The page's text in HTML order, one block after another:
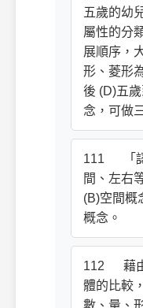
五歲的幼
屬性的分
展順序，
形、菱形
後 (D)五
念，可做
111 「認
間、左右
(B)空間概
概念。
112 藉由
體的比較
數、量、